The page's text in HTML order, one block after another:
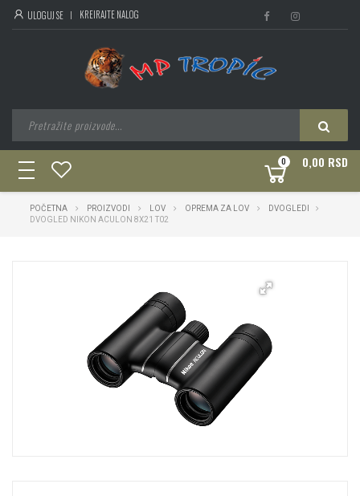
ULOGUJ SE KREIRAJTE NALOG
toggle
navigation
0 0,00 RSD
POČETNA PROIZVODI LOV OPREMA ZA LOV
DVOGLEDI
DVOGLED NIKON ACULON 8X21 T02